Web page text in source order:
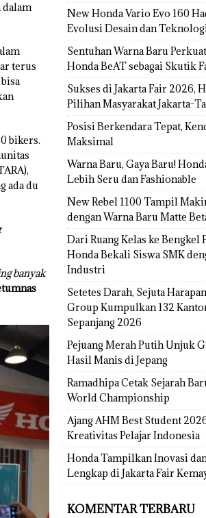
dalam
terus
bikers.
ada du
banyak
New Honda Vario Evo 160
Evolusi Desain dan
Sentuhan Warna Baru
Honda BeAT sebagai Skutik
Sukses di Jakarta Fair 2026,
Pilihan Masyarakat Jakarta-
Posisi Berkendara Tepat,
Maksimal
Warna Baru, Gaya Baru!
Lebih Seru dan Fashionable
New Rebel 1100 Tampil
dengan Warna Baru Matte
Dari Ruang Kelas ke Bengkel
Honda Bekali Siswa SMK
Industri
Setetes Darah, Sejuta
Group Kumpulkan 132
Sepanjang 2026
Pejuang Merah Putih Unjuk
Hasil Manis di Jepang
Ramadhipa Cetak Sejarah
World Championship
Ajang AHM Best Student
Kreativitas Pelajar Indonesia
Honda Tampilkan Inovasi
Lengkap di Jakarta Fair
KOMENTAR TERBARU